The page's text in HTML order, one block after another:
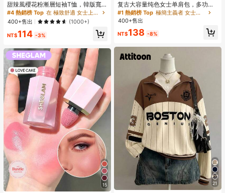
甜辣風櫻花粉漸層短袖T恤，韓版寬
鬆字母印花上衣，Ins美學休閒夏季Y2
K風格
#4 熱銷榜 Top
在 極致舒適 女士上衣、襯衫和T恤
400+售出
(1000+)
NT$114 -3%
15
复古大容量纯色女士单肩包，多功能
斜挎包，手提包，大容量斜挎手提
包，休闲工作包（颜色和图片可能略
有不同），复古包
#1 熱銷榜 Top
極簡主義者 女士單肩包
400+售出
NT$138 -8%
21